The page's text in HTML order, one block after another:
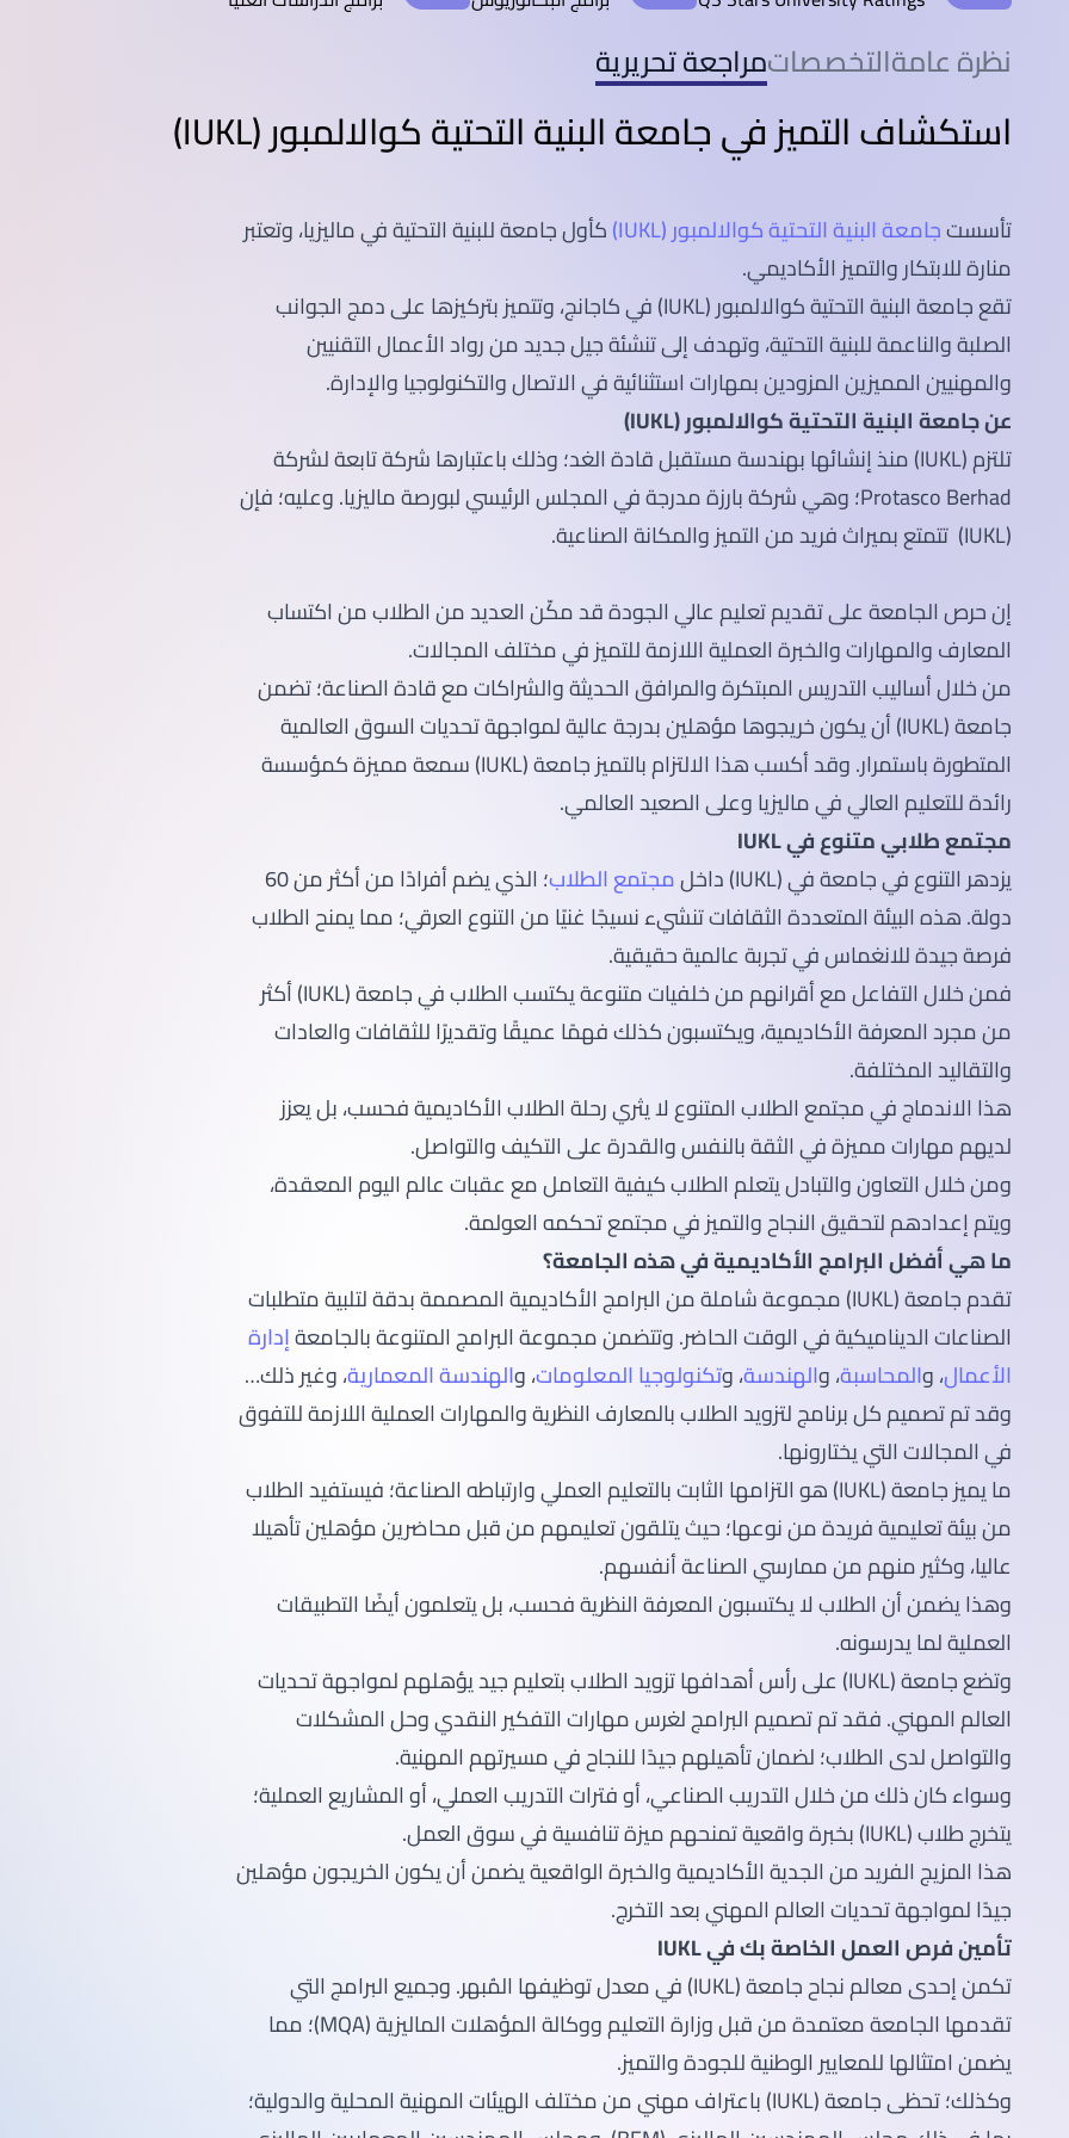
Management and Science University (MSU)
نظرة عامةالتخصصاتمراجعة تحريرية
استكشاف التميز في جامعة البنية التحتية كوالالمبور (IUKL)
تأسستجامعة البنية التحتية كوالالمبور (IUKL)
كأول جامعة للبنية التحتية في ماليزيا، وتعتبر
منارة للابتكار والتميز الأكاديمي.
تقع جامعة البنية التحتية كوالالمبور (IUKL) في كاجانج، وتتميز بتركيزها على دمج الجوانب
الصلبة والناعمة للبنية التحتية، وتهدف إلى تنشئة جيل جديد من رواد الأعمال التقنيين
والمهنيين المميزين المزودين بمهارات استثنائية في الاتصال والتكنولوجيا والإدارة.
عن جامعة البنية التحتية كوالالمبور (IUKL)
تلتزم (IUKL) منذ إنشائها بهندسة مستقبل قادة الغد؛ وذلك باعتبارها شركة تابعة لشركة
Protasco Berhad؛ وهي شركة بارزة مدرجة في المجلس الرئيسي لبورصة ماليزيا. وعليه؛ فإن
(IUKL) تتمتع بميراث فريد من التميز والمكانة الصناعية.
إن حرص الجامعة على تقديم تعليم عالي الجودة قد مكّن العديد من الطلاب من اكتساب
المعارف والمهارات والخبرة العملية اللازمة للتميز في مختلف المجالات.
من خلال أساليب التدريس المبتكرة والمرافق الحديثة والشراكات مع قادة الصناعة؛ تضمن
جامعة (IUKL) أن يكون خريجوها مؤهلين بدرجة عالية لمواجهة تحديات السوق العالمية
المتطورة باستمرار. وقد أكسب هذا الالتزام بالتميز جامعة (IUKL) سمعة مميزة كمؤسسة
رائدة للتعليم العالي في ماليزيا وعلى الصعيد العالمي.
مجتمع طلابي متنوع في IUKL
يزدهر التنوع في جامعة في (IUKL) داخل
مجتمع الطلاب
؛ الذي يضم أفرادًا من أكثر من 60
دولة. هذه البيئة المتعددة الثقافات تنشيء نسيجًا غنيًا من التنوع العرقي؛ مما يمنح الطلاب
فرصة جيدة للانغماس في تجربة عالمية حقيقية.
فمن خلال التفاعل مع أقرانهم من خلفيات متنوعة يكتسب الطلاب في جامعة (IUKL) أكثر
من مجرد المعرفة الأكاديمية، ويكتسبون كذلك فهمًا عميقًا وتقديرًا للثقافات والعادات
والتقاليد المختلفة.
هذا الاندماج في مجتمع الطلاب المتنوع لا يثري رحلة الطلاب الأكاديمية فحسب، بل يعزز
لديهم مهارات مميزة في الثقة بالنفس والقدرة على التكيف والتواصل.
ومن خلال التعاون والتبادل يتعلم الطلاب كيفية التعامل مع عقبات عالم اليوم المعقدة،
ويتم إعدادهم لتحقيق النجاح والتميز في مجتمع تحكمه العولمة.
ما هي أفضل البرامج الأكاديمية في هذه الجامعة؟
تقدم جامعة (IUKL) مجموعة شاملة من البرامج الأكاديمية المصممة بدقة لتلبية متطلبات
الصناعات الديناميكية في الوقت الحاضر. وتتضمن مجموعة البرامج المتنوعة بالجامعةإدارة
الأعمال، والمحاسبة، والهندسة، وتكنولوجيا المعلومات، والهندسة المعمارية، وغير ذلك…
وقد تم تصميم كل برنامج لتزويد الطلاب بالمعارف النظرية والمهارات العملية اللازمة للتفوق
في المجالات التي يختارونها.
ما يميز جامعة (IUKL) هو التزامها الثابت بالتعليم العملي وارتباطه الصناعة؛ فيستفيد الطلاب
من بيئة تعليمية فريدة من نوعها؛ حيث يتلقون تعليمهم من قبل محاضرين مؤهلين تأهيلا
عاليا، وكثير منهم من ممارسي الصناعة أنفسهم.
وهذا يضمن أن الطلاب لا يكتسبون المعرفة النظرية فحسب، بل يتعلمون أيضًا التطبيقات
العملية لما يدرسونه.
وتضع جامعة (IUKL) على رأس أهدافها تزويد الطلاب بتعليم جيد يؤهلهم لمواجهة تحديات
العالم المهني. فقد تم تصميم البرامج لغرس مهارات التفكير النقدي وحل المشكلات
والتواصل لدى الطلاب؛ لضمان تأهيلهم جيدًا للنجاح في مسيرتهم المهنية.
وسواء كان ذلك من خلال التدريب الصناعي، أو فترات التدريب العملي، أو المشاريع العملية؛
يتخرج طلاب (IUKL) بخبرة واقعية تمنحهم ميزة تنافسية في سوق العمل.
هذا المزيج الفريد من الجدية الأكاديمية والخبرة الواقعية يضمن أن يكون الخريجون مؤهلين
جيدًا لمواجهة تحديات العالم المهني بعد التخرج.
تأمين فرص العمل الخاصة بك في IUKL
تكمن إحدى معالم نجاح جامعة (IUKL) في معدل توظيفها المُبهر. وجميع البرامج التي
تقدمها الجامعة معتمدة من قبل وزارة التعليم ووكالة المؤهلات الماليزية (MQA)؛ مما
يضمن امتثالها للمعايير الوطنية للجودة والتميز.
وكذلك؛ تحظى جامعة (IUKL) باعتراف مهني من مختلف الهيئات المهنية المحلية والدولية؛